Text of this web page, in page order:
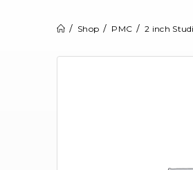
Shop PMC 2 inch